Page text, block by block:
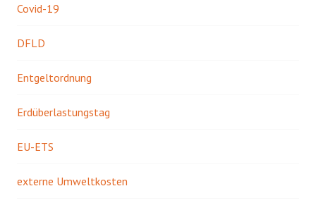
Covid-19
DFLD
Entgeltordnung
Erdüberlastungstag
EU-ETS
externe Umweltkosten